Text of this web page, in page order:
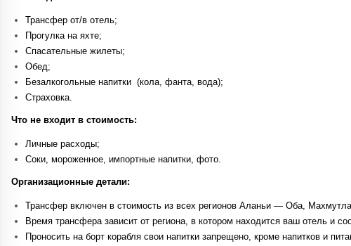
Трансфер от/в отель;
Прогулка на яхте;
Спасательные жилеты;
Обед;
Безалкогольные напитки (кола, фанта, вода);
Страховка.
Что не входит в стоимость:
Личные расходы;
Соки, мороженное, импортные напитки, фото.
Организационные детали:
Трансфер включен в стоимость из всех регионов Аланьи — Оба,
Время трансфера зависит от региона, в котором находится ваш отель и
Проносить на борт корабля свои напитки запрещено, кроме напитков и